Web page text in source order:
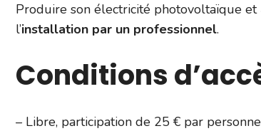
Produire son électricité photovoltaïque et
l’installation par un professionnel.
Conditions
– Libre, participation de 25 € par personne